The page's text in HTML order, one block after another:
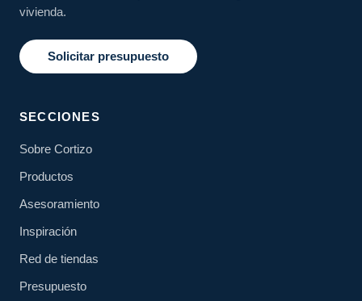
vivienda.
Solicitar presupuesto
SECCIONES
Sobre Cortizo
Productos
Asesoramiento
Inspiración
Red de tiendas
Presupuesto